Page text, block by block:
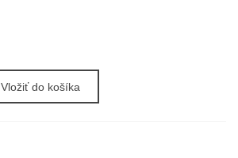
Vložiť do košíka